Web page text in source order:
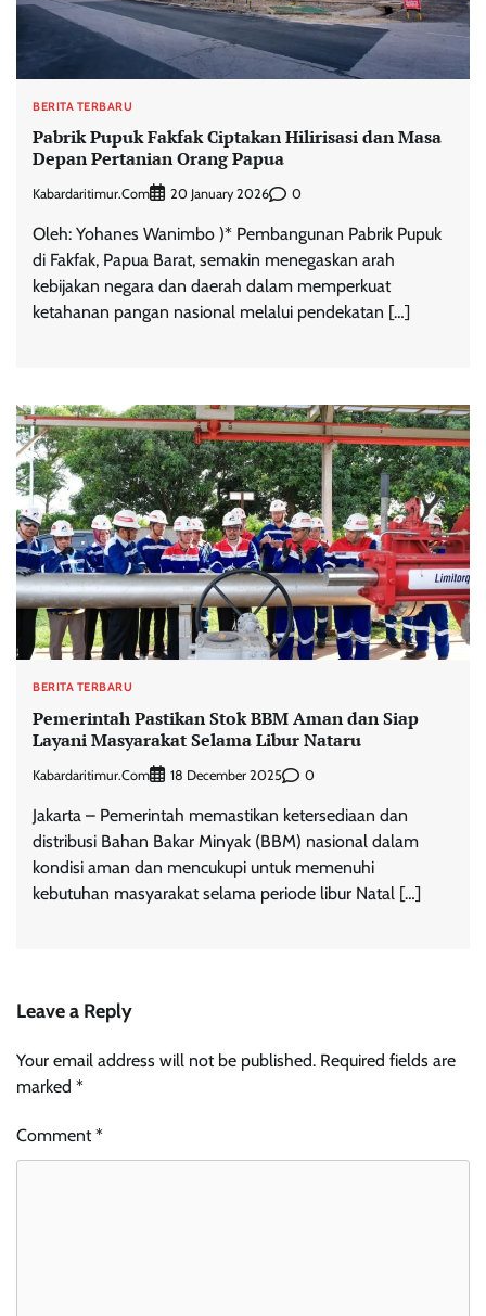
BERITA TERBARU
Pabrik Pupuk Fakfak Ciptakan Hilirisasi dan Masa
Depan Pertanian Orang Papua
Kabardaritimur.com 20 January 2026 0
Oleh: Yohanes Wanimbo )* Pembangunan Pabrik Pupuk
di Fakfak, Papua Barat, semakin menegaskan arah
kebijakan negara dan daerah dalam memperkuat
ketahanan pangan nasional melalui pendekatan […]
BERITA TERBARU
Pemerintah Pastikan Stok BBM Aman dan Siap
Layani Masyarakat Selama Libur Nataru
Kabardaritimur.com 18 December 2025 0
Jakarta – Pemerintah memastikan ketersediaan dan
distribusi Bahan Bakar Minyak (BBM) nasional dalam
kondisi aman dan mencukupi untuk memenuhi
kebutuhan masyarakat selama periode libur Natal […]
Leave a Reply
Your email address will not be published. Required fields are
marked *
Comment*